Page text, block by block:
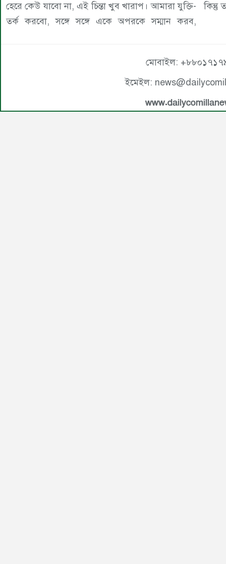
হেরে কেউ যাবো না, এই চিন্তা খুব খারাপ। আমারা যুক্তি-
তর্ক করবো, সঙ্গে সঙ্গে একে অপরকে সম্মান করব,
কিন্তু
মোবাইল:
ইমেইল: